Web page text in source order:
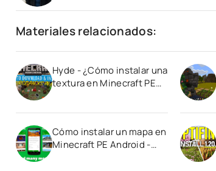
Materiales relacionados:
Hyde - ¿Cómo instalar una
textura en Minecraft PE
Cómo instalar un mapa en
Minecraft PE Android -